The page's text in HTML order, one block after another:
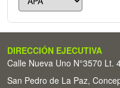
DIRECCIÓN EJECUTIVA
Calle Nueva Uno N°3570 Lt.
San Pedro de La Paz,